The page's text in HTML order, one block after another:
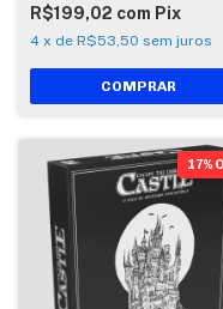
R$199,02 com Pix
4 x de R$53,50 sem juros
17%